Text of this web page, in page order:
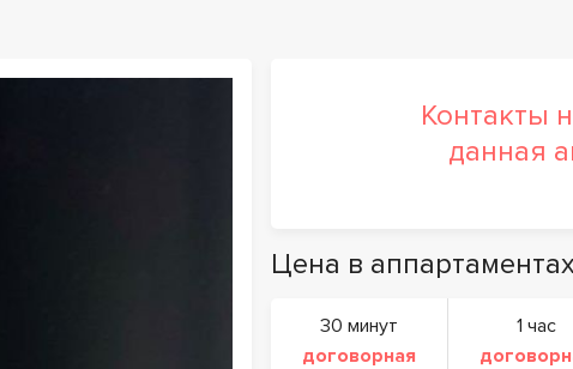
Контакты
данная
Цена в
30 минут
договорная
1 час